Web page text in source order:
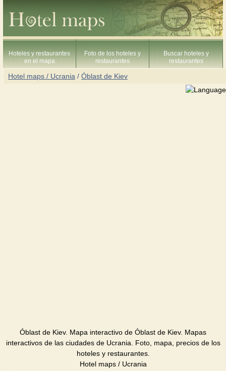
Hoteles y restaurantes
en el mapa
Foto de los hoteles y
restaurantes
Buscar hoteles y
restaurantes
Hotel maps / Ucrania / Óblast de Kiev
Óblast de Kiev. Mapa interactivo de Óblast de Kiev. Mapas
interactivos de las ciudades de Ucrania. Foto, mapa, precios de los
hoteles y restaurantes.
Hotel maps / Ucrania